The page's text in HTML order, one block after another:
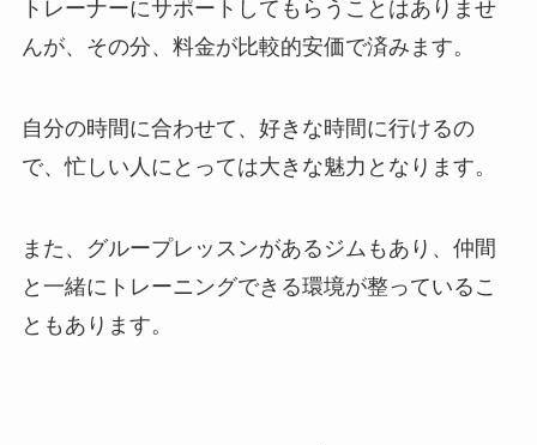
トレーナーにサポートしてもらうことはありませ
んが、その分、料金が比較的安価で済みます。
自分の時間に合わせて、好きな時間に行けるの
で、忙しい人にとっては大きな魅力となります。
また、グループレッスンがあるジムもあり、仲間
と一緒にトレーニングできる環境が整っているこ
ともあります。